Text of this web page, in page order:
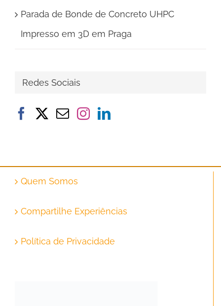
Parada de Bonde de Concreto UHPC
Impresso em 3D em Praga
Redes Sociais
Quem Somos
Compartilhe Experiências
Política de Privacidade